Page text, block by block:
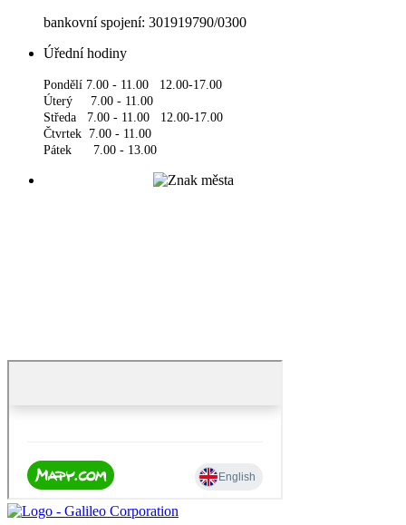
bankovní spojení: 301919790/0300
Úřední hodiny
Pondělí 7.00 - 11.00 12.00-17.00
Úterý 7.00 - 11.00
Středa 7.00 - 11.00 12.00-17.00
Čtvrtek 7.00 - 11.00
Pátek 7.00 - 13.00